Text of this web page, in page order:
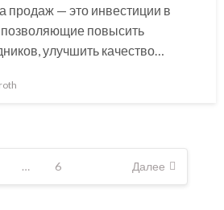
продаж — это инвестиции в
повысить
улучшить качество…
… 6 Далее